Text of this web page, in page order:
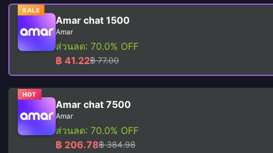
SALE
Amar chat 1500
Amar
ส่วนลด: 70.0% OFF
฿ 41.22฿ 77.00
HOT
Amar chat 7500
Amar
ส่วนลด: 70.0% OFF
฿ 206.78฿ 384.98